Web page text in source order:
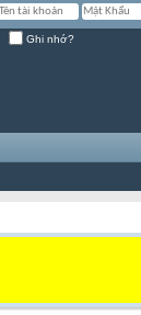
Ghi nhớ?